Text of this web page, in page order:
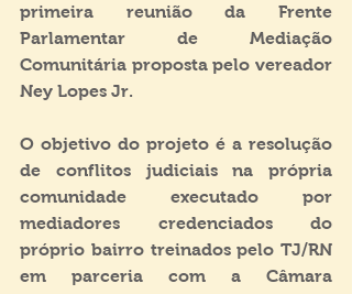
primeira reunião da Frente
Parlamentar de Mediação
Comunitária proposta pelo vereador
Ney Lopes Jr.
O objetivo do projeto é a resolução
de conflitos judiciais na própria
comunidade executado por
mediadores credenciados do
próprio bairro treinados pelo TJ/RN
em parceria com a Câmara